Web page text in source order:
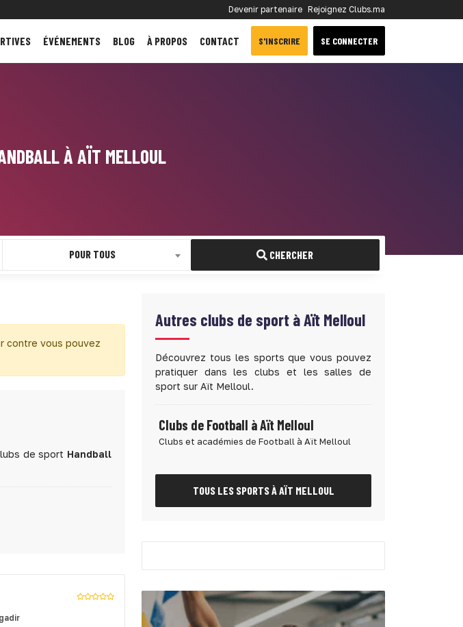
Devenir partenaire Rejoignez Clubs.ma
ÉVÉNEMENTS BLOG À PROPOS CONTACT S'INSCRIRE SE CONNECTER
À AÏT MELLOUL
POUR TOUS CHERCHER
contre vous pouvez
de sport Handball
Autres clubs de sport àAït Melloul
Découvrez tous les sports que vous pouvez
pratiquer dans les clubs et les salles de
sport sur Aït Melloul.
Clubs de Football à Aït Melloul
Clubs et académies de Football à Aït Melloul
TOUS LES SPORTS À AÏT MELLOUL